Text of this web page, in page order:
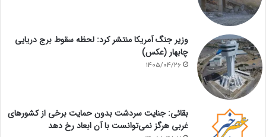
وزیر جنگ آمریکا منتشر کرد: لحظه سقوط برج دریایی
چابهار (عکس)
1405/04/26
بقائی: جنایت سردشت بدون حمایت برخی از کشورهای
غربی هرگز نمی‌توانست با آن ابعاد رخ دهد